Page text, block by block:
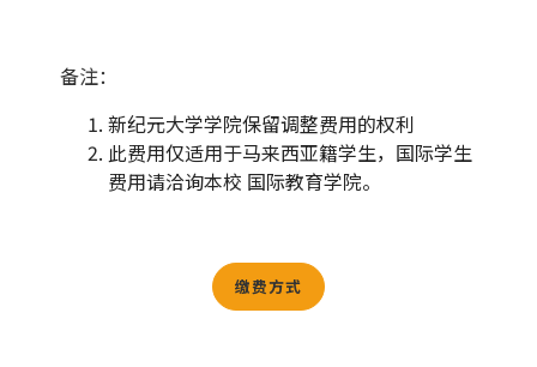
备注：
新纪元大学学院保留调整费用的权利
此费用仅适用于马来西亚籍学生，国际学生
费用请洽询本校 国际教育学院。
缴费方式